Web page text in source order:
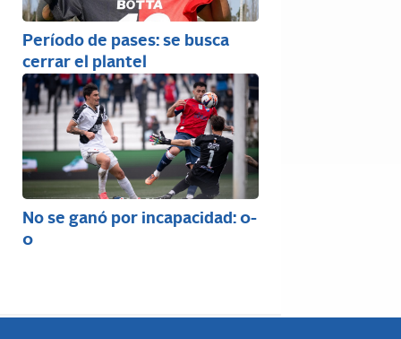
Período de pases: se busca
cerrar el plantel
No se ganó por incapacidad: 0-
0